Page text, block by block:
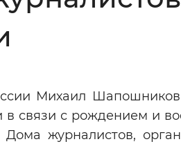
Повторить
Михаил
связи с рождением и
журналистов,